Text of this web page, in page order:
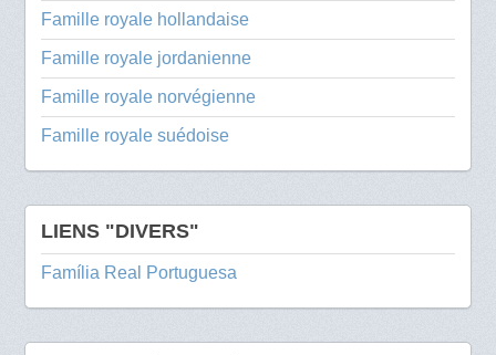
Famille royale hollandaise
Famille royale jordanienne
Famille royale norvégienne
Famille royale suédoise
LIENS "DIVERS"
Família Real Portuguesa